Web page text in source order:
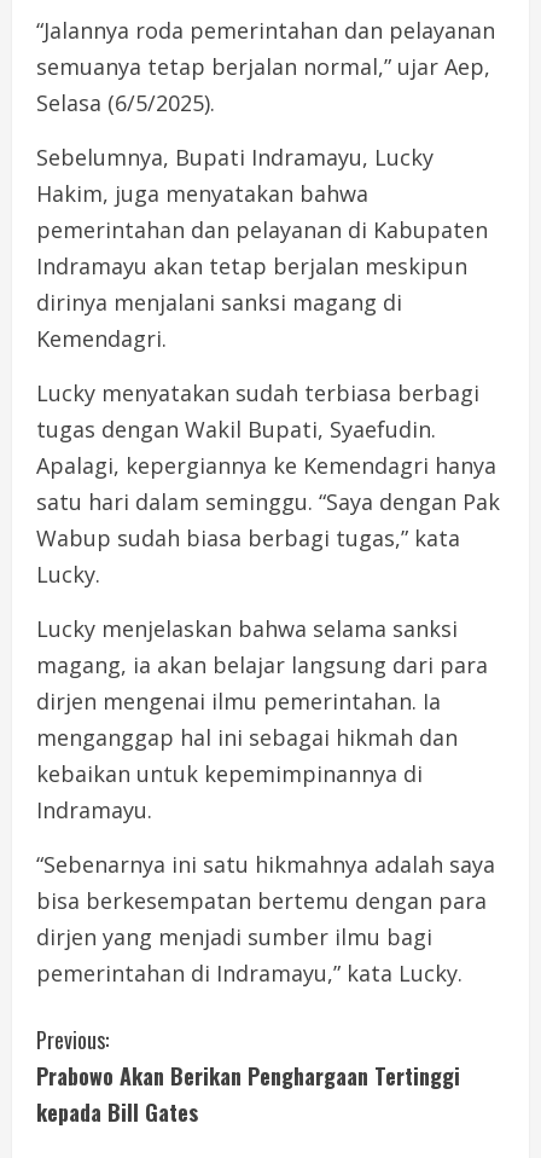
“Jalannya roda pemerintahan dan pelayanan
semuanya tetap berjalan normal,” ujar Aep,
Selasa (6/5/2025).
Sebelumnya, Bupati Indramayu, Lucky
Hakim, juga menyatakan bahwa
pemerintahan dan pelayanan di Kabupaten
Indramayu akan tetap berjalan meskipun
dirinya menjalani sanksi magang di
Kemendagri.
Lucky menyatakan sudah terbiasa berbagi
tugas dengan Wakil Bupati, Syaefudin.
Apalagi, kepergiannya ke Kemendagri hanya
satu hari dalam seminggu. “Saya dengan Pak
Wabup sudah biasa berbagi tugas,” kata
Lucky.
Lucky menjelaskan bahwa selama sanksi
magang, ia akan belajar langsung dari para
dirjen mengenai ilmu pemerintahan. Ia
menganggap hal ini sebagai hikmah dan
kebaikan untuk kepemimpinannya di
Indramayu.
“Sebenarnya ini satu hikmahnya adalah saya
bisa berkesempatan bertemu dengan para
dirjen yang menjadi sumber ilmu bagi
pemerintahan di Indramayu,” kata Lucky.
C
o
Previous:
Prabowo Akan Berikan Penghargaan Tertinggi
kepada Bill Gates